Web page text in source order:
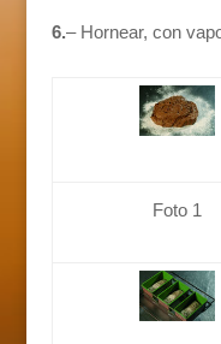
6.– Hornear, con
Foto 1